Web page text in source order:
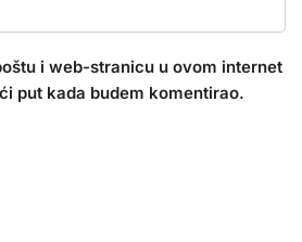
i web-stranicu u ovom internet
put kada budem komentirao.